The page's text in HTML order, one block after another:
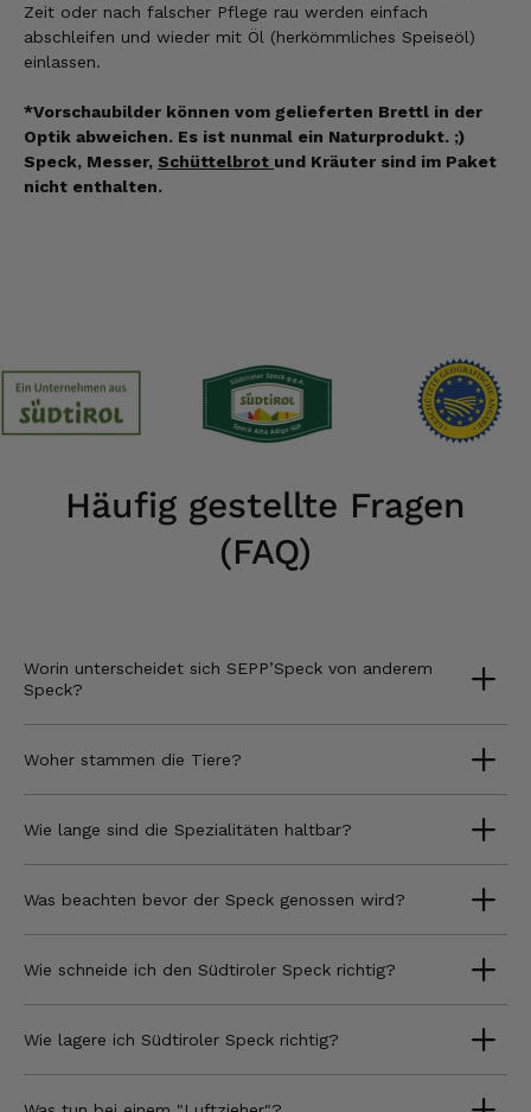
Zeit oder nach falscher Pflege rau werden einfach
abschleifen und wieder mit Öl (herkömmliches Speiseöl)
einlassen.
*Vorschaubilder können vom gelieferten Brettl in der
Optik abweichen. Es ist nunmal ein Naturprodukt. ;)
Speck, Messer, Schüttelbrot und Kräuter sind im Paket
nicht enthalten.
Häufig gestellte Fragen
(FAQ)
Worin unterscheidet sich SEPP’Speck von anderem
Speck?
Woher stammen die Tiere?
Wie lange sind die Spezialitäten haltbar?
Was beachten bevor der Speck genossen wird?
Wie schneide ich den Südtiroler Speck richtig?
Wie lagere ich Südtiroler Speck richtig?